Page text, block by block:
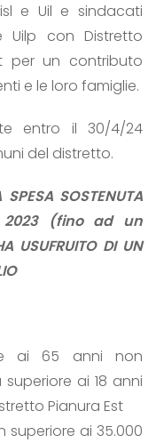
e Uil e sindacati
Uilp con Distretto
per un contributo
e le loro famiglie.
entro il 30/4/24
del distretto.
SPESA SOSTENUTA
2023 (fino ad un
DI UN
ai 65 anni non
ai 18 anni
Pianura Est
superiore ai 35.000